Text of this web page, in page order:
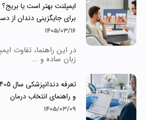
ایمپلنت بهتر است یا
برای جایگزینی دندان از
1405/03/16
در این راهنما، تفاوت
زبان ساده و ...
و راهنمای انتخاب درمان
1405/03/09